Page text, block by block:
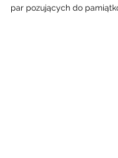
par pozujących do